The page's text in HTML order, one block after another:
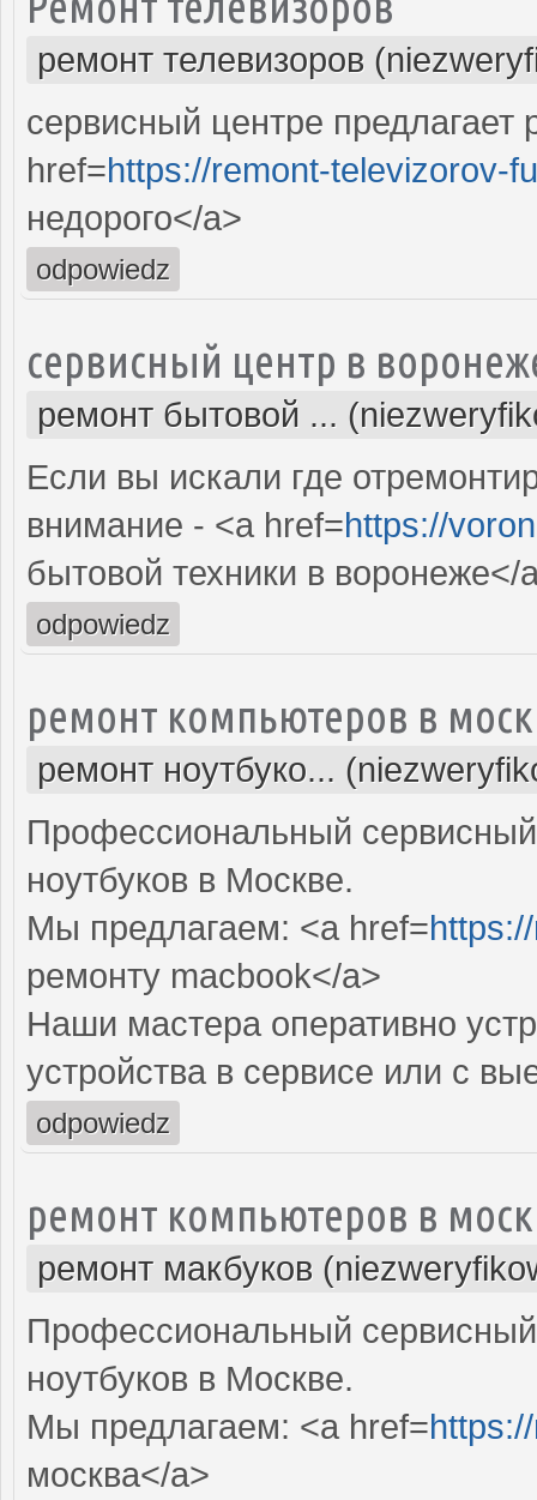
ремонт телевизоров
сервисный центре предлагает
href=https://remont-televizorov-
недорого</a>
odpowiedz
сервисный центр в
ремонт бытовой ...
Если вы искали где
внимание - <a href=https://
бытовой техники в воронеже</
odpowiedz
ремонт компьютеров в
ремонт ноутбуко...
Профессиональный
ноутбуков в Москве.
Мы предлагаем: <a href=
ремонту macbook</a>
Наши мастера оперативно
устройства в сервисе или с
odpowiedz
ремонт компьютеров в
ремонт макбуков
Профессиональный
ноутбуков в Москве.
Мы предлагаем: <a href=
москва</a>